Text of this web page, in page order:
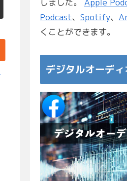
しました。 Apple
Podcast、 Spotify、
くことができます。
デジタルオーデ